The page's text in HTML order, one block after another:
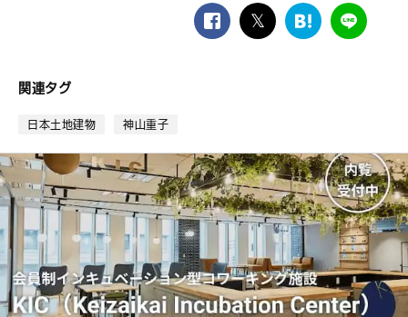
facebook
twitter
は
ー
ク
LINE
関連タグ
日本土地建物 神山重子